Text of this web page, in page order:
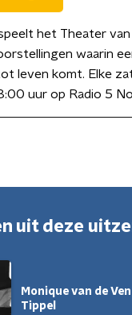
het Theater
waarin
leven komt. Elke
uur op Radio 5
uit deze
Monique van de
Tippel